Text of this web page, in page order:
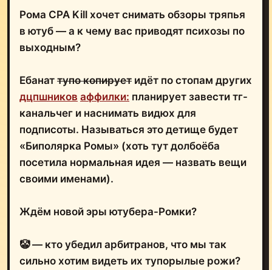
Рома CPA Kill хочет снимать обзоры тряпья
в ютуб — а к чему вас приводят психозы по
выходным?
Ебанат тупо копирует идёт по стопам других
дцпшников аффилки: планирует завести тг-
канальчег и наснимать видюх для
подписоты. Называться это детище будет
«Биполярка Ромы» (хоть тут долбоёба
посетила нормальная идея — назвать вещи
своими именами).
Ждём новой эры ютубера-Ромки?
🤡 — кто убедил арбитранов, что мы так
сильно хотим видеть их тупорылые рожи?